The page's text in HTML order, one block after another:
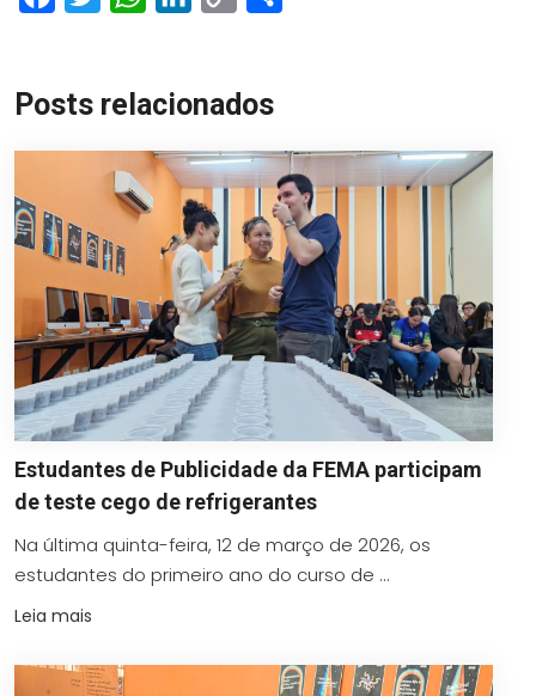
Posts relacionados
Estudantes de Publicidade da FEMA participam
de teste cego de refrigerantes
Na última quinta-feira, 12 de março de 2026, os
estudantes do primeiro ano do curso de ...
Leia mais